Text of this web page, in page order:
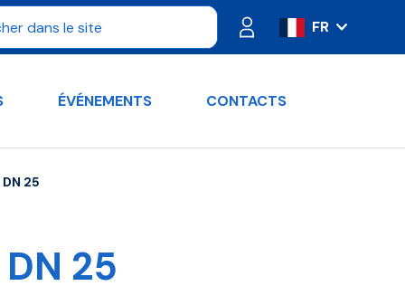
FR
IT
DE
ÉVÉNEMENTS CONTACTS
25
25